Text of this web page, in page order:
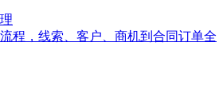
程，线索、客户、商机到合同订单全